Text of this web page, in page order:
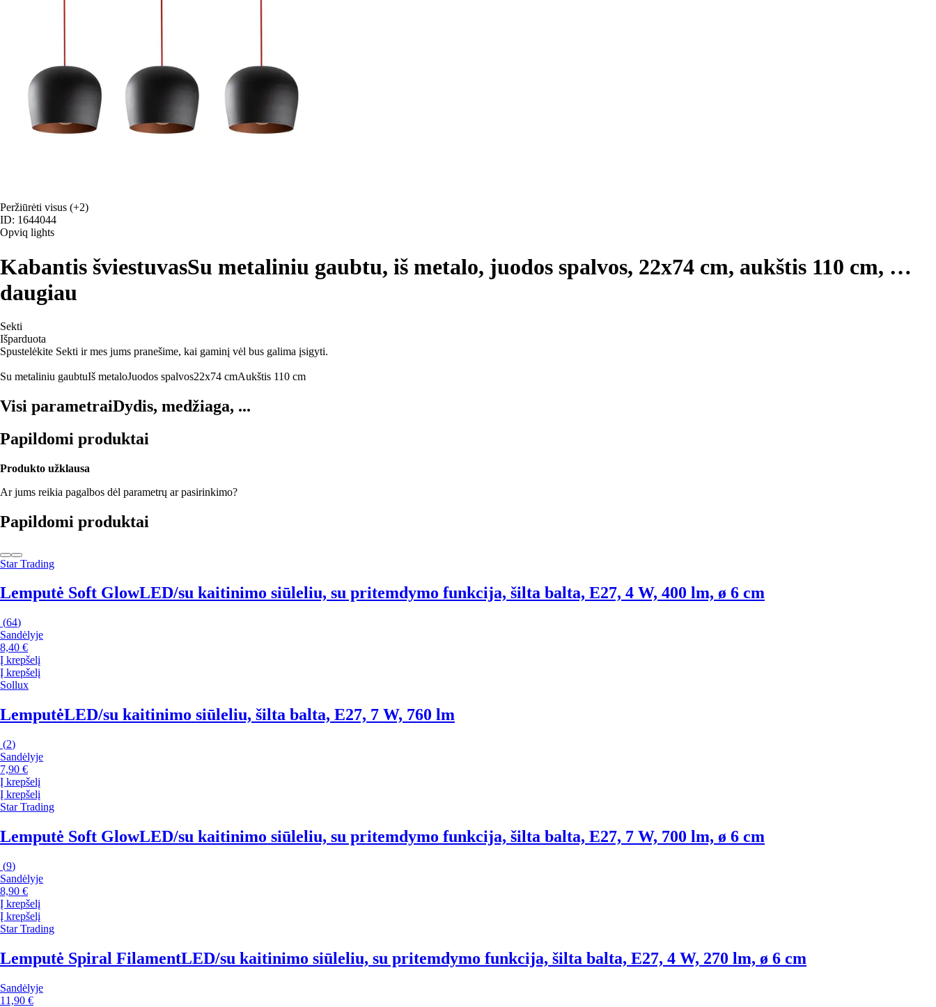
Peržiūrėti visus (+2)
ID: 1644044
Opviq lights
Kabantis šviestuvasSu metaliniu gaubtu, iš metalo, juodos spalvos, 22x74 cm, aukštis 110 cm, …
daugiau
Sekti
Išparduota
Spustelėkite Sekti ir mes jums pranešime, kai gaminį vėl bus galima įsigyti.
Su metaliniu gaubtuIš metaloJuodos spalvos22x74 cmAukštis 110 cm
Visi parametraiDydis, medžiaga, ...
Papildomi produktai
Produkto užklausa
Ar jums reikia pagalbos dėl parametrų ar pasirinkimo?
Papildomi produktai
Star Trading
Lemputė Soft GlowLED/su kaitinimo siūleliu, su pritemdymo funkcija, šilta balta, E27, 4 W, 400 lm, ø 6 cm
(64)
Sandėlyje
8,40 €
Į krepšelį
Į krepšelį
Sollux
LemputėLED/su kaitinimo siūleliu, šilta balta, E27, 7 W, 760 lm
(2)
Sandėlyje
7,90 €
Į krepšelį
Į krepšelį
Star Trading
Lemputė Soft GlowLED/su kaitinimo siūleliu, su pritemdymo funkcija, šilta balta, E27, 7 W, 700 lm, ø 6 cm
(9)
Sandėlyje
8,90 €
Į krepšelį
Į krepšelį
Star Trading
Lemputė Spiral FilamentLED/su kaitinimo siūleliu, su pritemdymo funkcija, šilta balta, E27, 4 W, 270 lm, ø 6 cm
Sandėlyje
11,90 €